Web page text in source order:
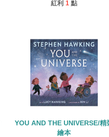
紅利 1 點
YOU AND THE UNIVERSE/精
繪本